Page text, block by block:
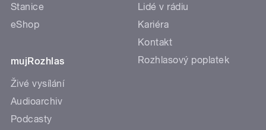
Stanice
eShop
mujRozhlas
Živé vysílání
Audioarchiv
Podcasty
Lidé v rádiu
Kariéra
Kontakt
Rozhlasový poplatek